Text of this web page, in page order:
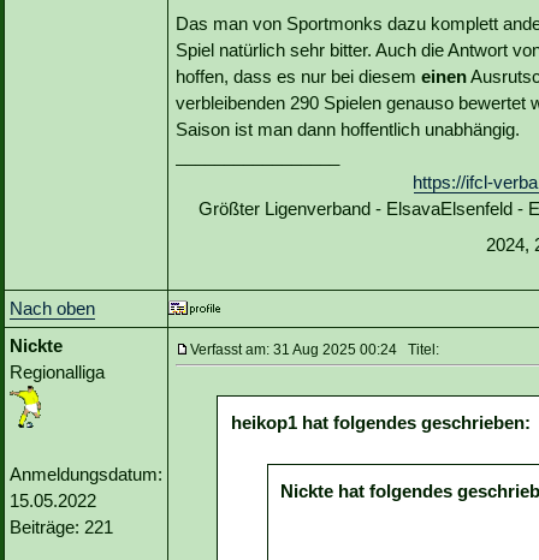
Das man von Sportmonks dazu komplett
Spiel natürlich sehr bitter. Auch die Antwort
hoffen, dass es nur bei diesem einen
verbleibenden 290 Spielen genauso bewertet
Saison ist man dann hoffentlich unabhängig.
https://ifcl-
Größter Ligenverband - ElsavaElsenfeld -
2024,
Nach oben
Nickte
Regionalliga
Anmeldungsdatum:
15.05.2022
Beiträge: 221
Verfasst am: 31 Aug 2025 00:24 Titel:
heikop1 hat folgendes geschrieben:
Nickte hat folgendes